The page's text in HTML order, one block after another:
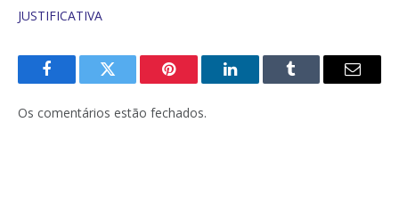
JUSTIFICATIVA
FacebookTwitter Pinterest O
Tumblr
E-
Os comentários estão fechados.